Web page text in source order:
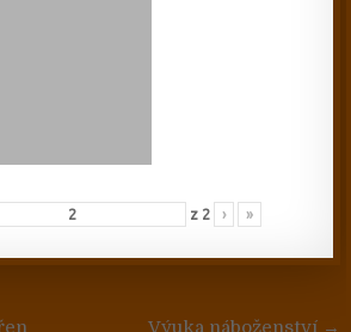
z 2 › »
Výuka náboženství →